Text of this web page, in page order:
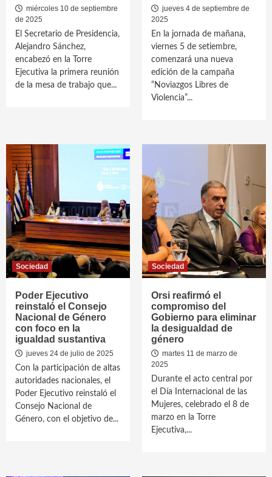
miércoles 10 de septiembre
de 2025
El Secretario de Presidencia,
Alejandro Sánchez,
encabezó en la Torre
Ejecutiva la primera reunión
de la mesa de trabajo que...
jueves 4 de septiembre de
2025
En la jornada de mañana,
viernes 5 de setiembre,
comenzará una nueva
edición de la campaña
“Noviazgos Libres de
Violencia”...
Sociedad
Poder Ejecutivo
reinstaló el Consejo
Nacional de Género
con foco en la
igualdad sustantiva
jueves 24 de julio de 2025
Con la participación de altas
autoridades nacionales, el
Poder Ejecutivo reinstaló el
Consejo Nacional de
Género, con el objetivo de...
Sociedad
Orsi reafirmó el
compromiso del
Gobierno para eliminar
la desigualdad de
género
martes 11 de marzo de
2025
Durante el acto central por
el Día Internacional de las
Mujeres, celebrado el 8 de
marzo en la Torre
Ejecutiva,...